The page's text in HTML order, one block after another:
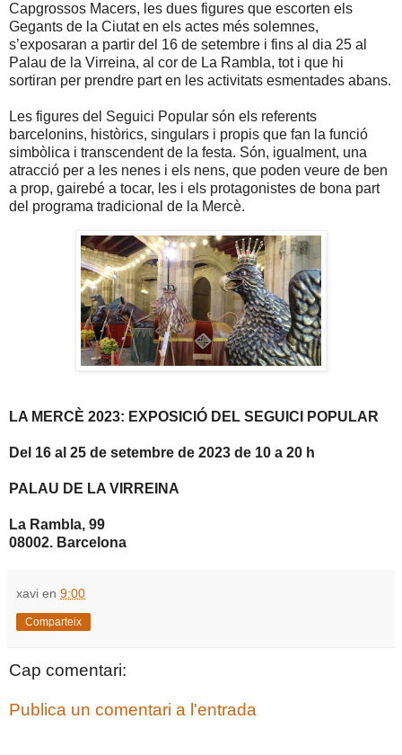
Capgrossos Macers, les dues figures que escorten els
Gegants de la Ciutat en els actes més solemnes,
s’exposaran a partir del 16 de setembre i fins al dia 25 al
Palau de la Virreina, al cor de La Rambla, tot i que hi
sortiran per prendre part en les activitats esmentades abans.
Les figures del Seguici Popular són els referents
barcelonins, històrics, singulars i propis que fan la funció
simbòlica i transcendent de la festa. Són, igualment, una
atracció per a les nenes i els nens, que poden veure de ben
a prop, gairebé a tocar, les i els protagonistes de bona part
del programa tradicional de la Mercè.
LA MERCÈ 2023: EXPOSICIÓ DEL SEGUICI POPULAR
Del 16 al 25 de setembre de 2023 de 10 a 20 h
PALAU DE LA VIRREINA
La Rambla, 99
08002. Barcelona
xavi en 9:00
Comparteix
Cap comentari:
Publica un comentari a l'entrada